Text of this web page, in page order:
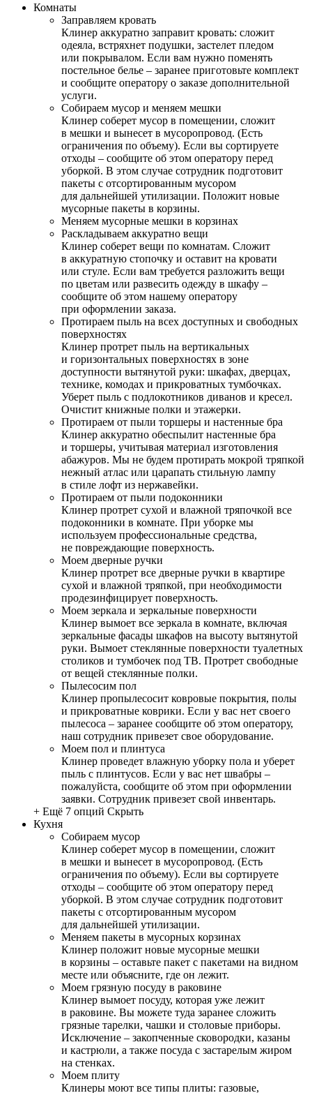
Комнаты
Заправляем кровать
Клинер аккуратно заправит кровать: сложит
одеяла, встряхнет подушки, застелет пледом
или покрывалом. Если вам нужно поменять
постельное белье – заранее приготовьте комплект
и сообщите оператору о заказе дополнительной
услуги.
Собираем мусор и меняем мешки
Клинер соберет мусор в помещении, сложит
в мешки и вынесет в мусоропровод. (Есть
ограничения по объему). Если вы сортируете
отходы – сообщите об этом оператору перед
уборкой. В этом случае сотрудник подготовит
пакеты с отсортированным мусором
для дальнейшей утилизации. Положит новые
мусорные пакеты в корзины.
Меняем мусорные мешки в корзинах
Раскладываем аккуратно вещи
Клинер соберет вещи по комнатам. Сложит
в аккуратную стопочку и оставит на кровати
или стуле. Если вам требуется разложить вещи
по цветам или развесить одежду в шкафу –
сообщите об этом нашему оператору
при оформлении заказа.
Протираем пыль на всех доступных и свободных
поверхностях
Клинер протрет пыль на вертикальных
и горизонтальных поверхностях в зоне
доступности вытянутой руки: шкафах, дверцах,
технике, комодах и прикроватных тумбочках.
Уберет пыль с подлокотников диванов и кресел.
Очистит книжные полки и этажерки.
Протираем от пыли торшеры и настенные бра
Клинер аккуратно обеспылит настенные бра
и торшеры, учитывая материал изготовления
абажуров. Мы не будем протирать мокрой тряпкой
нежный атлас или царапать стильную лампу
в стиле лофт из нержавейки.
Протираем от пыли подоконники
Клинер протрет сухой и влажной тряпочкой все
подоконники в комнате. При уборке мы
используем профессиональные средства,
не повреждающие поверхность.
Моем дверные ручки
Клинер протрет все дверные ручки в квартире
сухой и влажной тряпкой, при необходимости
продезинфицирует поверхность.
Моем зеркала и зеркальные поверхности
Клинер вымоет все зеркала в комнате, включая
зеркальные фасады шкафов на высоту вытянутой
руки. Вымоет стеклянные поверхности туалетных
столиков и тумбочек под ТВ. Протрет свободные
от вещей стеклянные полки.
Пылесосим пол
Клинер пропылесосит ковровые покрытия, полы
и прикроватные коврики. Если у вас нет своего
пылесоса – заранее сообщите об этом оператору,
наш сотрудник привезет свое оборудование.
Моем пол и плинтуса
Клинер проведет влажную уборку пола и уберет
пыль с плинтусов. Если у вас нет швабры –
пожалуйста, сообщите об этом при оформлении
заявки. Сотрудник привезет свой инвентарь.
+ Ещё 7 опций Скрыть
Кухня
Собираем мусор
Клинер соберет мусор в помещении, сложит
в мешки и вынесет в мусоропровод. (Есть
ограничения по объему). Если вы сортируете
отходы – сообщите об этом оператору перед
уборкой. В этом случае сотрудник подготовит
пакеты с отсортированным мусором
для дальнейшей утилизации.
Меняем пакеты в мусорных корзинах
Клинер положит новые мусорные мешки
в корзины – оставьте пакет с пакетами на видном
месте или объясните, где он лежит.
Моем грязную посуду в раковине
Клинер вымоет посуду, которая уже лежит
в раковине. Вы можете туда заранее сложить
грязные тарелки, чашки и столовые приборы.
Исключение – закопченные сковородки, казаны
и кастрюли, а также посуда с застарелым жиром
на стенках.
Моем плиту
Клинеры моют все типы плиты: газовые,